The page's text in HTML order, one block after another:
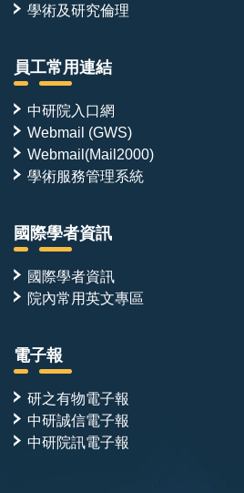
學術及研究倫理
員工常用連結
中研院入口網
Webmail (GWS)
Webmail(Mail2000)
學術服務管理系統
國際學者資訊
國際學者資訊
院內常用英文專區
電子報
研之有物電子報
中研誠信電子報
中研院訊電子報